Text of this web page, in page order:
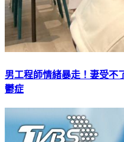
男工程師情緒暴走！妻受
鬱症